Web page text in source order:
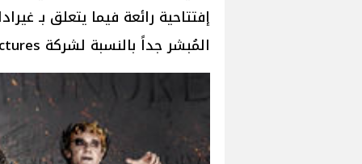
إفتتاحية رائعة فيما يتعلق بـ
المُبشر جداً بالنسبة لشركة Paramount Pictures المنتجة للفيلم.